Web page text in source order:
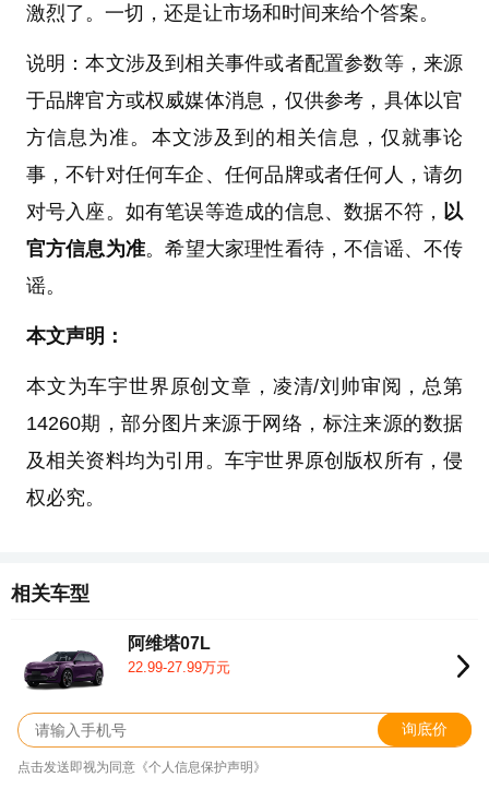
激烈了。一切，还是让市场和时间来给个答案。
说明：本文涉及到相关事件或者配置参数等，来源
于品牌官方或权威媒体消息，仅供参考，具体以官
方信息为准。本文涉及到的相关信息，仅就事论
事，不针对任何车企、任何品牌或者任何人，请勿
对号入座。如有笔误等造成的信息、数据不符， 以
官方信息为准。希望大家理性看待，不信谣、不传
谣。
本文声明：
本文为车宇世界原创文章，凌清/刘帅审阅，总第
14260期，部分图片来源于网络，标注来源的数据
及相关资料均为引用。车宇世界原创版权所有，侵
权必究。
相关车型
阿维塔07L
22.99-27.99万元
询底价
点击发送即视为同意《个人信息保护声明》